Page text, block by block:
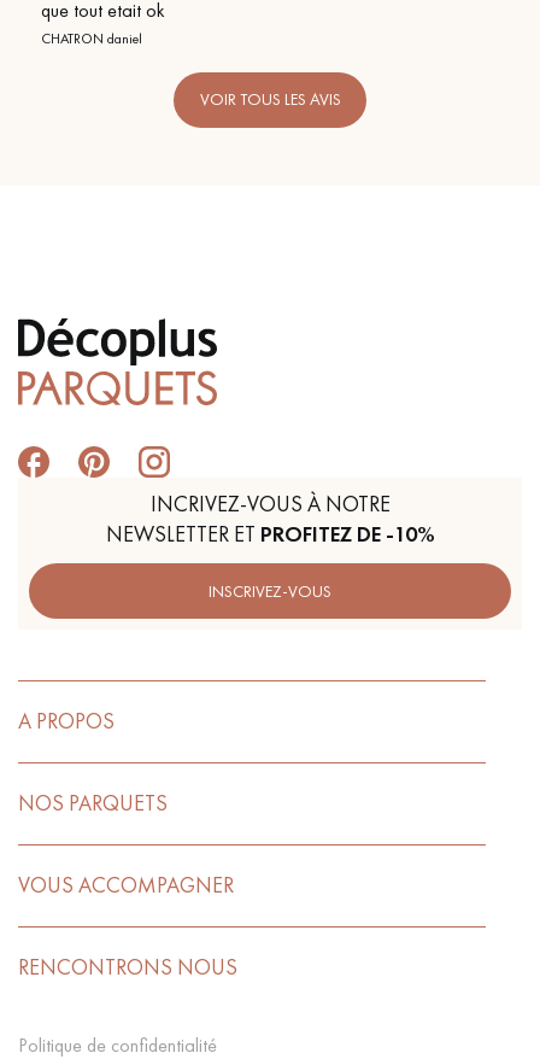
VOIR TOUS LES AVIS
INCRIVEZ-VOUS À NOTRE
NEWSLETTER ET PROFITEZ DE -10%
INSCRIVEZ-VOUS
A PROPOS
NOS PARQUETS
VOUS ACCOMPAGNER
RENCONTRONS NOUS
Politique de confidentialité